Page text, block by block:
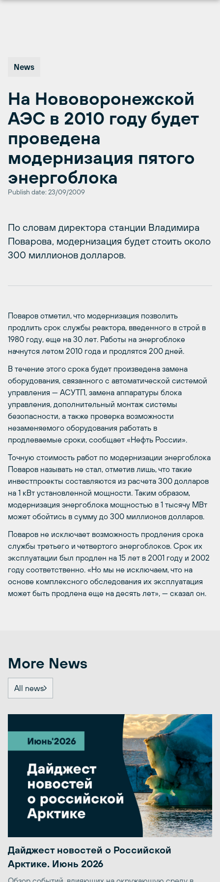
News
На Нововоронежской
АЭС в 2010 году будет
проведена
модернизация пятого
энергоблока
Publish date: 23/09/2009
По словам директора станции Владимира
Поварова, модернизация будет стоить около
300 миллионов долларов.
Поваров отметил, что модернизация позволить
продлить срок службы реактора, введенного в строй в
1980 году, еще на 30 лет. Работы на энергоблоке
начнутся летом 2010 года и продлятся 200 дней.
В течение этого срока будет произведена замена
оборудования, связанного с автоматической системой
управления — АСУТП, замена аппаратуры блока
управления, дополнительный монтаж системы
безопасности, а также проверка возможности
незаменяемого оборудования работать в
продлеваемые сроки, сообщает «Нефть России».
Точную стоимость работ по модернизации энергоблока
Поваров называть не стал, отметив лишь, что такие
инвестпроекты составляются из расчета 300 долларов
на 1 кВт установленной мощности. Таким образом,
модернизация энергоблока мощностью в 1 тысячу МВт
может обойтись в сумму до 300 миллионов долларов.
Поваров не исключает возможность продления срока
службы третьего и четвертого энергоблоков. Срок их
эксплуатации был продлен на 15 лет в 2001 году и 2002
году соответственно. «Но мы не исключаем, что на
основе комплексного обследования их эксплуатация
может быть продлена еще на десять лет», — сказал он.
More News
All news
Дайджест новостей о Российской
Арктике. Июнь 2026